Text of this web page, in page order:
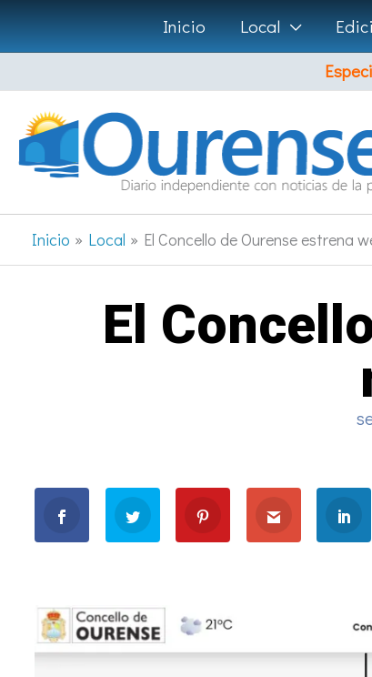
Ir
al
contenido
Inicio Local
Inicio Local El Concello de Ourense estrena
El